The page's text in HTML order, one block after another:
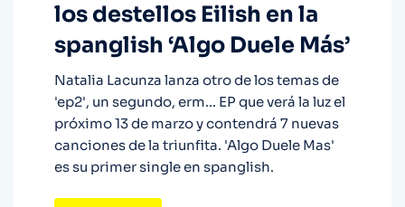
los destellos Eilish en la
spanglish ‘Algo Duele Más’
Natalia Lacunza lanza otro de los temas de
'ep2', un segundo, erm... EP que verá la luz el
próximo 13 de marzo y contendrá 7 nuevas
canciones de la triunfita. 'Algo Duele Mas'
es su primer single en spanglish.